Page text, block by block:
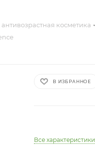
косметика
В ИЗБРАННОЕ
Все характеристики